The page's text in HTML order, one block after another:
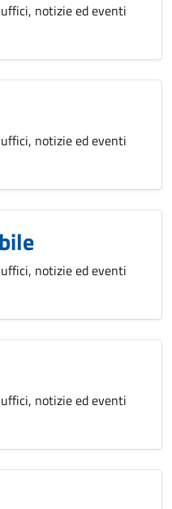
notizie ed eventi
notizie ed eventi
notizie ed eventi
notizie ed eventi